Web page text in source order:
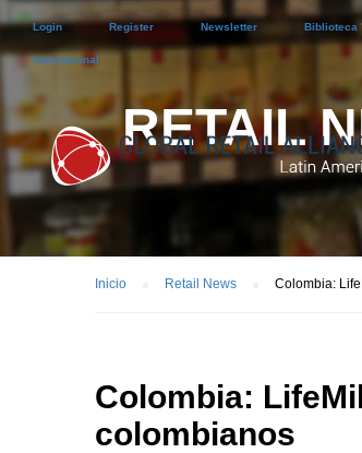
Login Register Newsletter Biblioteca
International
RETAIL
Inicio Retail News Colombia:
Colombia:
colombianos